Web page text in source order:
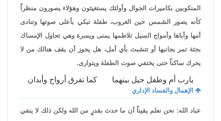
المنكوبين بكاميرات الجوال وأولئك يستغيثون وهؤلاء يصورون منظراً
كأنه يصور الشمس حين الغروب، طفلة تبكي بأعلى صوتها وتنادى
أمها وأباها وأمواج السيل تلاطمها يمنى ويسرة وهي تحاول الإمساك
بجثة تمر بجانبها أو تتشبث بأي أمل، هل يجوز أن يقف هنالك من لا
يحرك ساكناً حتى يختفي صوت الطفلة ويتوارى.
يارب أم وطفل حيل بينهما كما تفرق أرواح وأبدان
الإهمال والفساد الإداري
عباد الله: نحن نعلم يقيناً أن ما حدث بقدرٍ من الله ولكن ذلك لا ينفي